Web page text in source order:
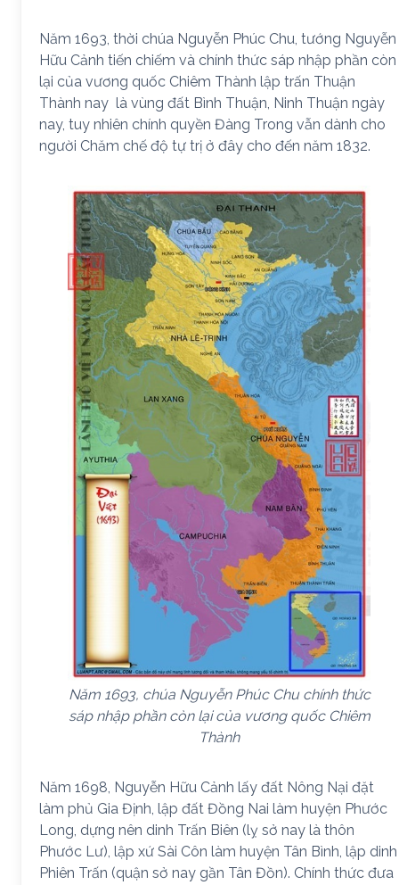
Năm 1693, thời chúa Nguyễn Phúc Chu, tướng Nguyễn
Hữu Cảnh tiến chiếm và chính thức sáp nhập phần còn
lại của vương quốc Chiêm Thành lập trấn Thuận
Thành nay là vùng đất Bình Thuận, Ninh Thuận ngày
nay, tuy nhiên chính quyền Đàng Trong vẫn dành cho
người Chăm chế độ tự trị ở đây cho đến năm 1832.
Năm 1693, chúa Nguyễn Phúc Chu chính thức
sáp nhập phần còn lại của vương quốc Chiêm
Thành
Năm 1698, Nguyễn Hữu Cảnh lấy đất Nông Nại đặt
làm phủ Gia Định, lập đất Đồng Nai làm huyện Phước
Long, dựng nên dinh Trấn Biên (lỵ sở nay là thôn
Phước Lư), lập xứ Sài Côn làm huyện Tân Bình, lập dinh
Phiên Trấn (quận sở nay gần Tân Đồn). Chính thức đưa